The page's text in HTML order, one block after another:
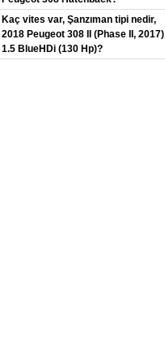
Kaç vites var, Şanzıman tipi nedir,
2018 Peugeot 308 II (Phase II, 2017)
1.5 BlueHDi (130 Hp)?